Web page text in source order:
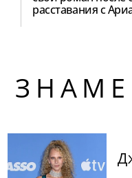
расставания с